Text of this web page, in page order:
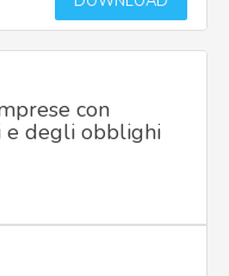
con
e degli obblighi